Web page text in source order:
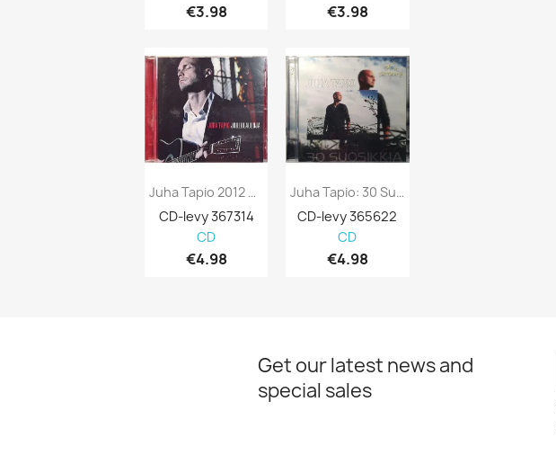
€3.98
Juha Tapio 2012 KRCD0007 Joululauluja Used CD
CD-levy 367314
CD
€4.98
€3.98
Juha Tapio: 30 Suosikkia 2cd - Used CD
CD-levy 365622
CD
€4.98
Get our latest news and
special sales